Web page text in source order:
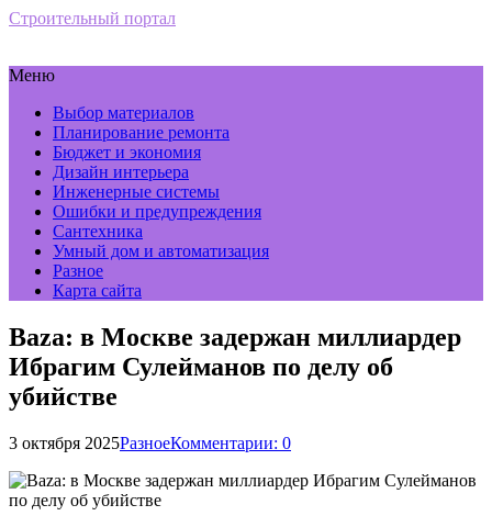
Строительный портал
Меню
Выбор материалов
Планирование ремонта
Бюджет и экономия
Дизайн интерьера
Инженерные системы
Ошибки и предупреждения
Сантехника
Умный дом и автоматизация
Разное
Карта сайта
Baza: в Москве задержан миллиардер
Ибрагим Сулейманов по делу об
убийстве
3 октября 2025РазноеКомментарии: 0